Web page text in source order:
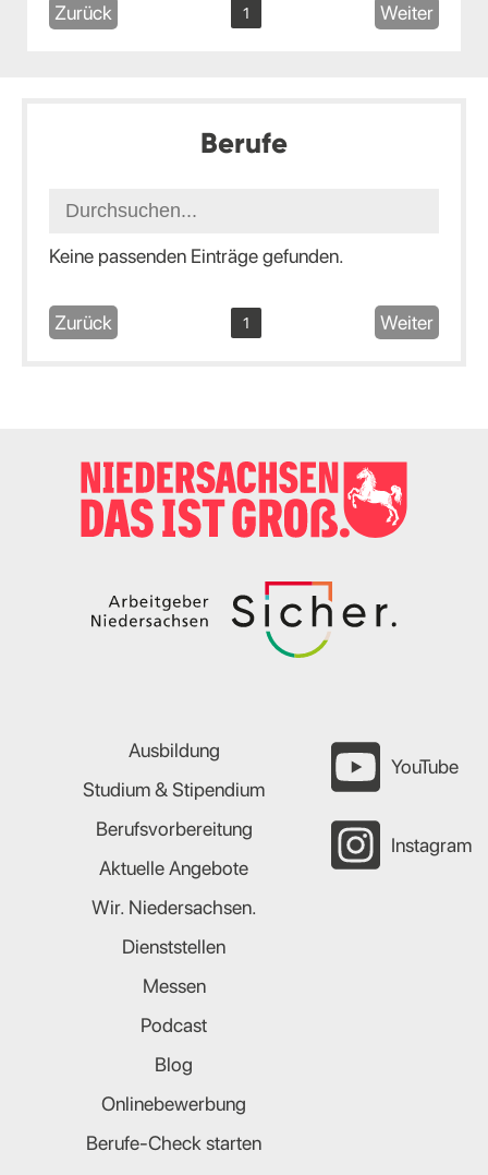
Zurück 1 Weiter
Berufe
Keine passenden Einträge gefunden.
Zurück 1 Weiter
Ausbildung
Studium & Stipendium
Berufsvorbereitung
Aktuelle Angebote
Wir. Niedersachsen.
Dienststellen
Messen
Podcast
Blog
Onlinebewerbung
Berufe-Check starten
YouTube
Instagram